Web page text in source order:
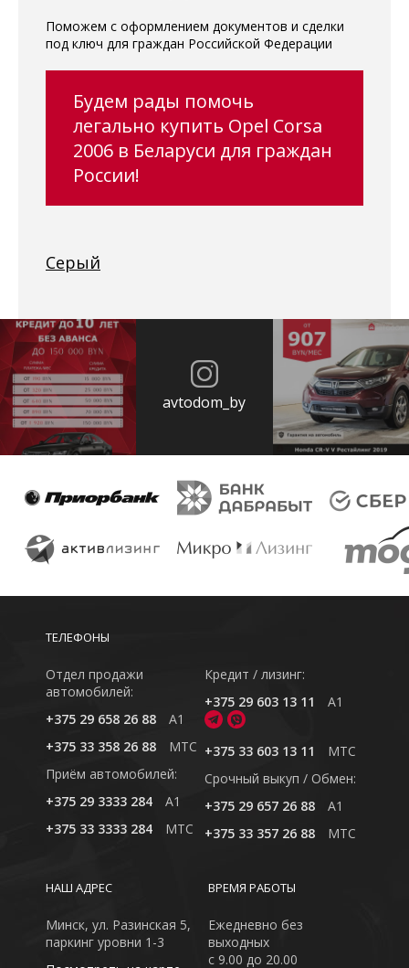
Поможем с оформлением документов и сделки
под ключ для граждан Российской Федерации
Будем рады помочь
легально купить Opel Corsa
2006 в Беларуси для граждан
России!
Серый
avtodom_by
ТЕЛЕФОНЫ
Отдел продажи
автомобилей:
+375 29 658 26 88
A1
+375 33 358 26 88
MTC
Приём автомобилей:
+375 29 3333 284
A1
+375 33 3333 284
MTC
Кредит / лизинг:
+375 29 603 13 11
A1
+375 33 603 13 11
MTC
Cрочный выкуп / Обмен:
+375 29 657 26 88
A1
+375 33 357 26 88
MTC
ВРЕМЯ РАБОТЫ
Ежедневно без
выходных
с 9.00 до 20.00
НАШ АДРЕС
Минск, ул. Разинская 5,
паркинг уровни 1-3